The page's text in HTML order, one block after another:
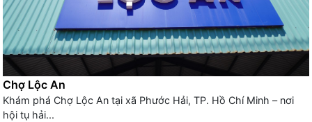
Chợ Lộc An
Khám phá Chợ Lộc An tại xã Phước Hải, TP. Hồ Chí Minh – nơi
hội tụ hải...